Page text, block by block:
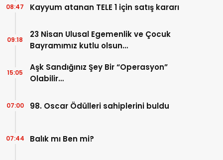
Kayyum atanan TELE 1 için satış kararı
08:47
23 Nisan Ulusal Egemenlik ve Çocuk
Bayramımız kutlu olsun…
09:18
Aşk Sandığınız Şey Bir “Operasyon”
Olabilir…
15:05
98. Oscar Ödülleri sahiplerini buldu
07:00
Balık mı Ben mi?
07:44